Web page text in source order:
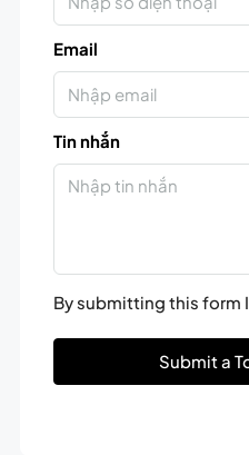
Email
Tin nhắn
By submitting this form
Submit a